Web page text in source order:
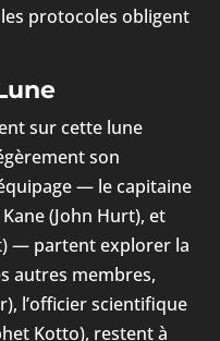
les protocoles obligent
sur cette lune
son
— le capitaine
(John Hurt), et
— partent explorer la
autres membres,
l’officier scientifique
Kotto), restent à